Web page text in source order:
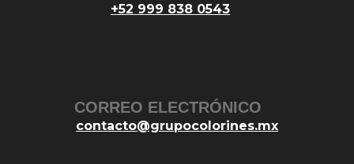
+52 999 838 0543
CORREO ELECTRÓNICO
contacto@grupocolorines.mx